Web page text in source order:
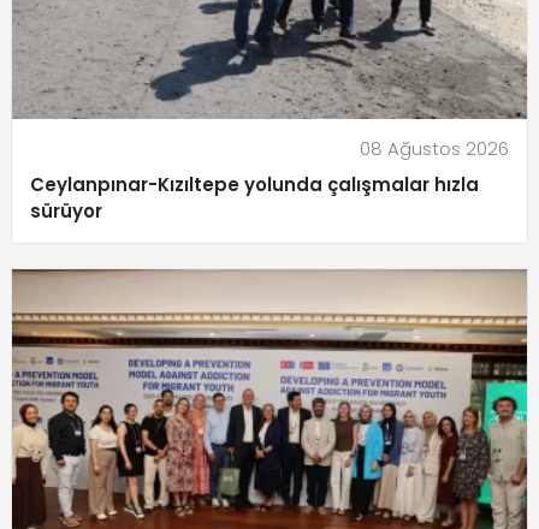
08 Ağustos 2026
Ceylanpınar-Kızıltepe yolunda çalışmalar hızla
sürüyor